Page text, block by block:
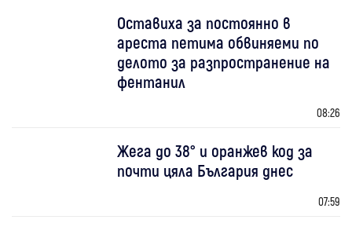
Оставиха за постоянно в
ареста петима обвиняеми по
делото за разпространение на
фентанил
08:26
Жега до 38° и оранжев код за
почти цяла България днес
07:59